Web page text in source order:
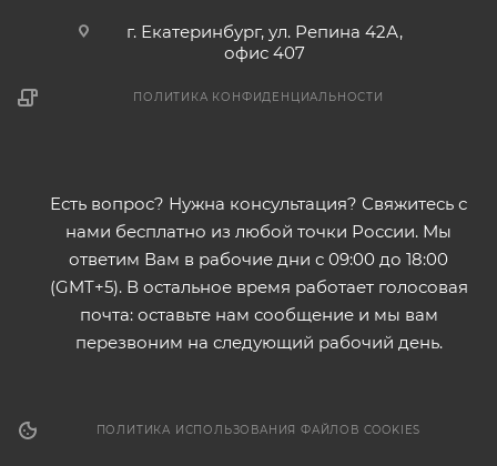
г. Екатеринбург, ул. Репина 42А,
офис 407
ПОЛИТИКА КОНФИДЕНЦИАЛЬНОСТИ
Есть вопрос? Нужна консультация? Свяжитесь с
нами бесплатно из любой точки России. Мы
ответим Вам в рабочие дни с 09:00 до 18:00
(GMT+5). В остальное время работает голосовая
почта: оставьте нам сообщение и мы вам
перезвоним на следующий рабочий день.
ПОЛИТИКА ИСПОЛЬЗОВАНИЯ ФАЙЛОВ COOKIES